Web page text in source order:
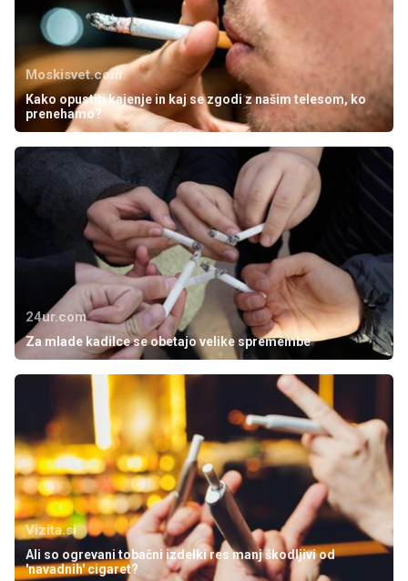
Moskisvet.com
Kako opustiti kajenje in kaj se zgodi z našim telesom, ko
prenehamo?
24ur.com
Za mlade kadilce se obetajo velike spremembe
Vizita.si
Ali so ogrevani tobačni izdelki res manj škodljivi od
'navadnih' cigaret?